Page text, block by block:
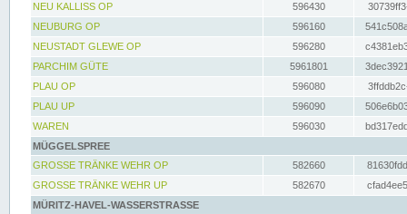
NEU KALLISS OP
596430
NEUBURG OP
596160
NEUSTADT GLEWE OP
596280
PARCHIM GÜTE
5961801
PLAU OP
596080
PLAU UP
596090
WAREN
596030
MÜGGELSPREE
GROSSE TRÄNKE WEHR OP
582660
GROSSE TRÄNKE WEHR UP
582670
MÜRITZ-HAVEL-WASSERSTRASSE